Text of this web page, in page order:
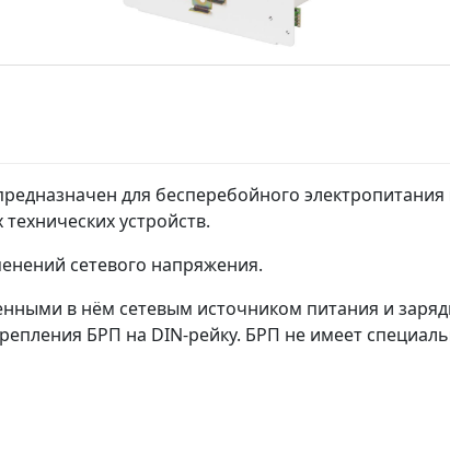
для бесперебойного
устройств.
сетевого напряжения.
в нём сетевым источником питания и
БРП на DIN-рейку. БРП не имеет